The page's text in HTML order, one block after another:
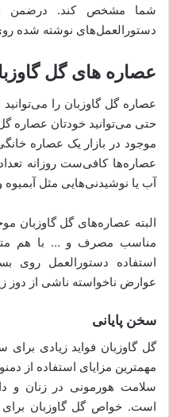
شما مشخص کند. درضمن
دستورالعمل‌های نوشته شده
عصاره‌ های گل
عصاره گل گاوزبان را می‌توانید
حتی می‌توانید خودتان عصاره
موجود در بازار یک عصاره
عصاره‌ها کافی‌ست روزانه
آب یا نوشیدنی‌هایی مثل آبمیوه
البته عصاره‌های گل گاوزبان
مناسب مصرف و … با هم
استفاده دستورالعمل روی
عوارض ناخواسته ناشی از دوز
سخن پایانی
گل گاوزبان فواید زیادی برای
مهمترین مزایای استفاده از
سلامت هورمونی در زنان و
است. خواص گل گاوزبان برای